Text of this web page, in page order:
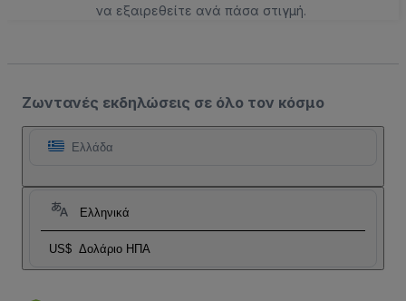
να εξαιρεθείτε ανά πάσα στιγμή.
Ζωντανές εκδηλώσεις σε όλο τον κόσμο
Ελλάδα
Ελληνικά
US$ Δολάριο ΗΠΑ